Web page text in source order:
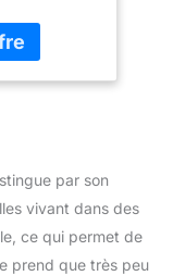
par son
vivant dans des
ce qui permet de
prend que très peu